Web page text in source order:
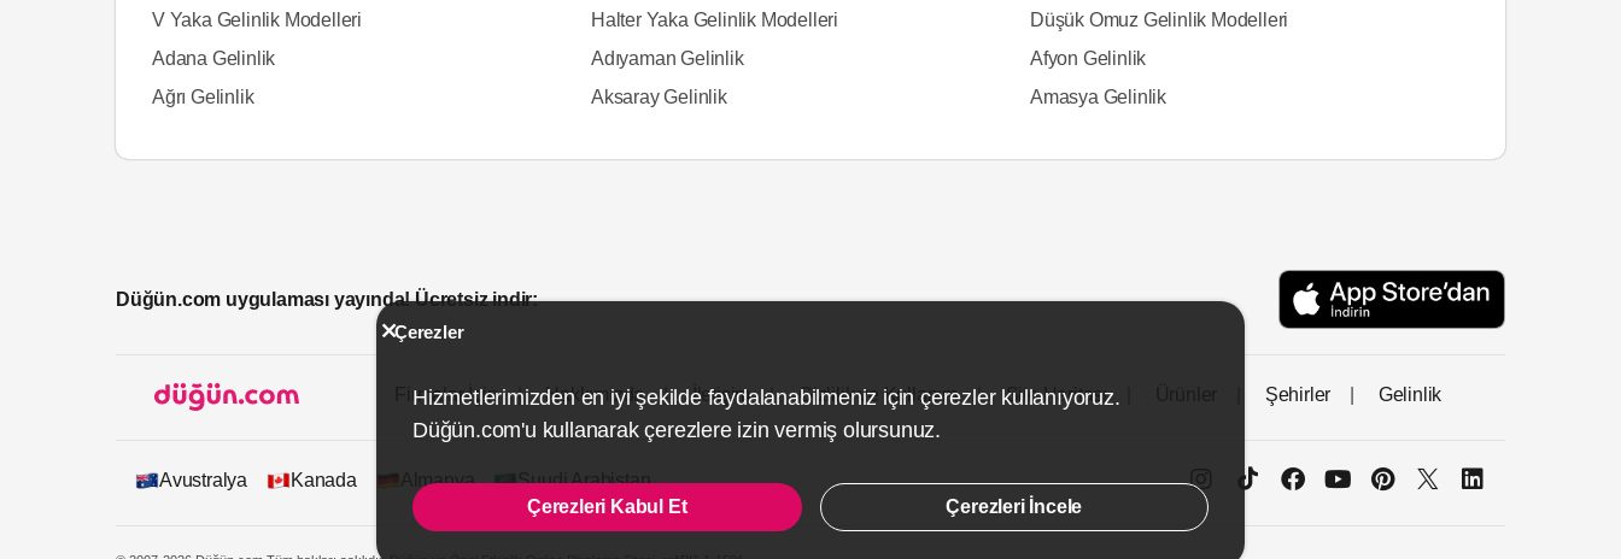
V Yaka Gelinlik Modelleri
Halter Yaka Gelinlik Modelleri
Düşük Omuz Gelinlik Modelleri
Adana Gelinlik
Adıyaman Gelinlik
Afyon Gelinlik
Ağrı Gelinlik
Aksaray Gelinlik Amasya Gelinlik
Düğün.com uygulaması yayında! Ücretsiz indir:
Firmalar İçin Hakkımızda İletişim Gizlilik ve Kullanım Site Haritası Şehirler Gelinlik
Avustralya Kanada Almanya Suudi Arabistan
Çerezler
Hizmetlerimizden en iyi şekilde faydalanabilmeniz için çerezler kullanıyoruz.
Düğün.com'u kullanarak çerezlere izin vermiş olursunuz.
Çerezleri Kabul Et Çerezleri İncele